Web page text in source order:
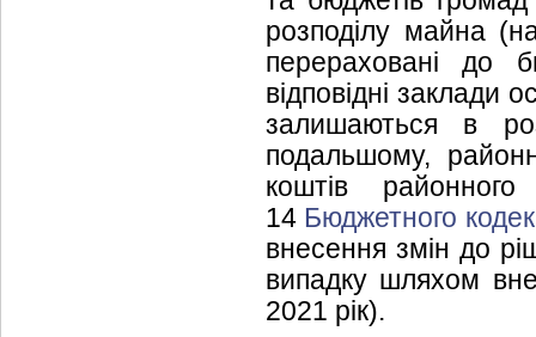
розподілу майна
перераховані до
відповідні заклади
залишаються в
подальшому,
коштів
14 Бюджетного
внесення змін до
випадку шляхом
2021 рік).